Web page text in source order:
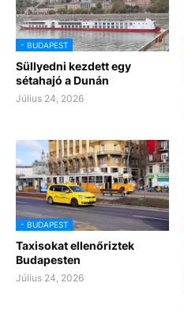
- BUDAPEST
Süllyedni kezdett egy
sétahajó a Dunán
Július 24, 2026
- BUDAPEST
Taxisokat ellenőriztek
Budapesten
Július 24, 2026